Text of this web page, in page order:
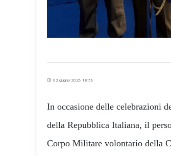
02 giugno 2026 18:56
In occasione delle celebrazioni
della Repubblica Italiana, il
Corpo Militare volontario della